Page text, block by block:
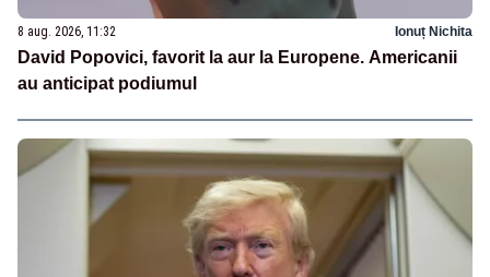
8 aug. 2026, 11:32 Ionuț Nichita
David Popovici, favorit la aur la Europene. Americanii
au anticipat podiumul